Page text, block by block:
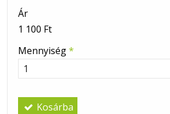
Ár
1 100 Ft
Mennyiség*
Kosárba